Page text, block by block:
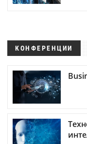
КОНФЕРЕНЦИИ